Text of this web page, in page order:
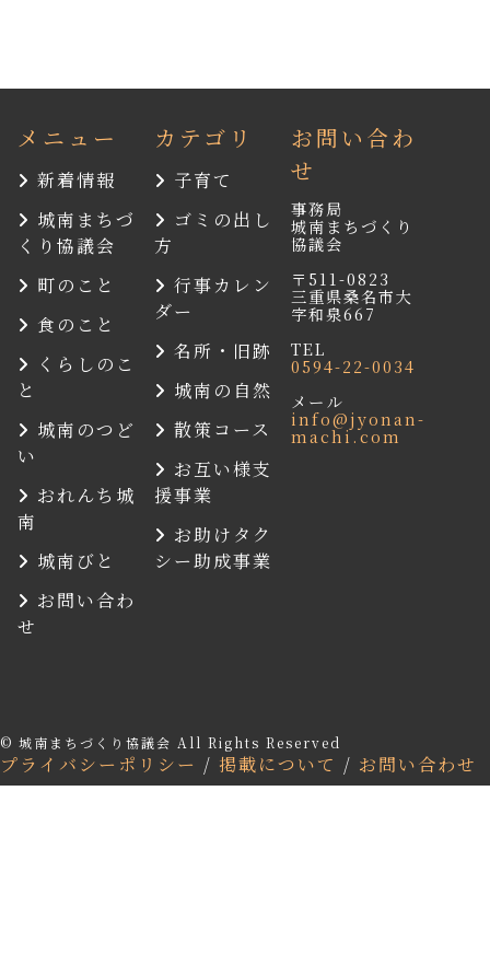
メニュー
新着情報
城南まちづ
くり協議会
町のこと
食のこと
くらしのこ
と
城南のつど
い
おれんち城
南
城南びと
お問い合わ
せ
カテゴリ
子育て
ゴミの出し
方
行事カレン
ダー
名所・旧跡
城南の自然
散策コース
お互い様支
援事業
お助けタク
シー助成事業
お問い合わ
せ
事務局
城南まちづくり
協議会
〒511-0823
三重県桑名市大
字和泉667
TEL
0594-22-0034
メール
info@jyonan-
machi.com
© 城南まちづくり協議会 All Rights Reserved
プライバシーポリシー / 掲載について / お問い合わせ